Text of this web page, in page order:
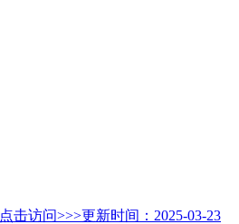
点击访问>>>更新时间：2025-03-23